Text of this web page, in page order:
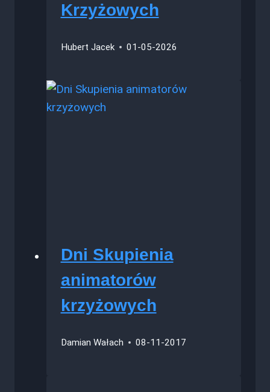
Krzyżowych
Hubert Jacek 01-05-2026
Dni Skupienia
animatorów
krzyżowych
Damian Wałach 08-11-2017